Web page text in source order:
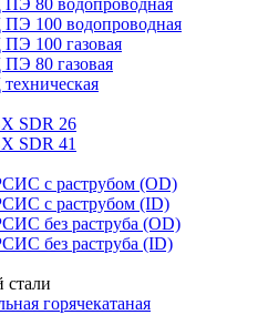
80 водопроводная
100 водопроводная
100 газовая
80 газовая
SDR 26
SDR 41
с раструбом (OD)
с раструбом (ID)
без раструба (OD)
без раструба (ID)
стали
горячекатаная